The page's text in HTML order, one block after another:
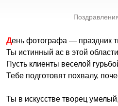
День фотографа — праздник
Ты истинный ас в этой
Пусть клиенты веселой
Тебе подготовят похвалу,
Ты в искусстве творец умелый,